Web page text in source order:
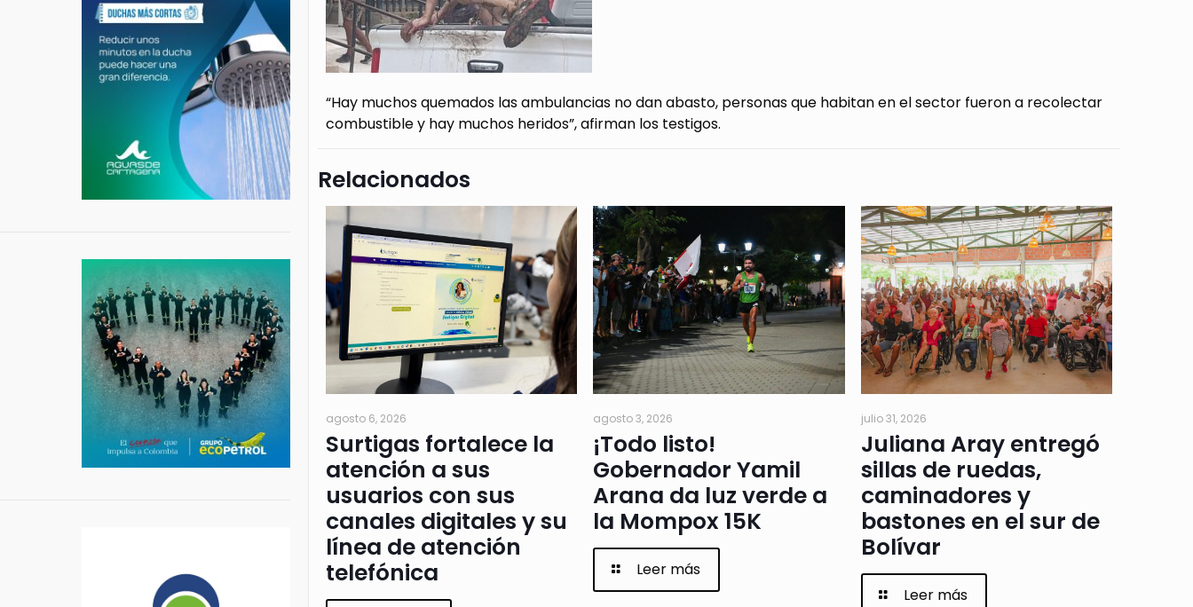
“Hay muchos quemados las ambulancias no dan abasto, personas que habitan en el sector fueron a recolectar
combustible y hay muchos heridos”, afirman los testigos.
Relacionados
agosto 6, 2026
Surtigas fortalece la
atención a sus
usuarios con sus
canales digitales y su
línea de atención
telefónica
agosto 3, 2026
¡Todo listo!
Gobernador Yamil
Arana da luz verde a
la Mompox 15K
Leer más
julio 31, 2026
Juliana Aray entregó
sillas de ruedas,
caminadores y
bastones en el sur de
Bolívar
Leer más